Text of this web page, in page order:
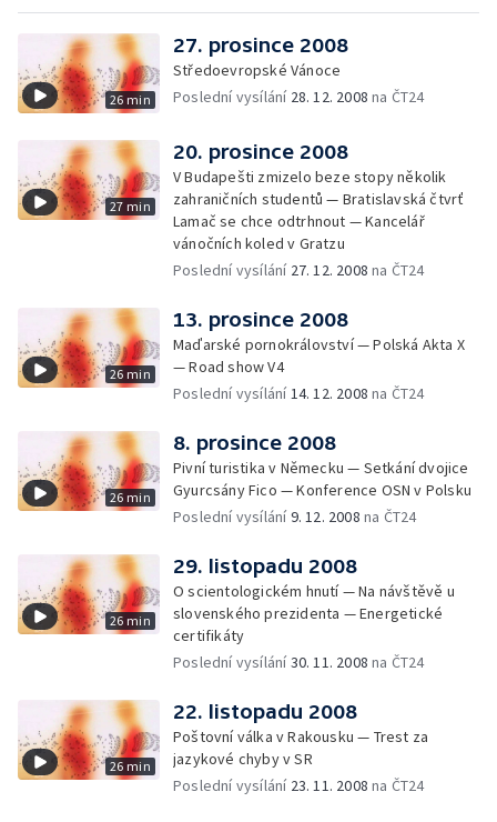
26 min
27. prosince 2008
Středoevropské Vánoce
Poslední vysílání 28. 12. 2008 na ČT24
27 min
20. prosince 2008
V Budapešti zmizelo beze stopy několik
zahraničních studentů — Bratislavská čtvrť
Lamač se chce odtrhnout — Kancelář
vánočních koled v Gratzu
Poslední vysílání 27. 12. 2008 na ČT24
26 min
13. prosince 2008
Maďarské pornokrálovství — Polská Akta X
— Road show V4
Poslední vysílání14. 12. 2008 na ČT24
26 min
8. prosince 2008
Pivní turistika v Německu — Setkání dvojice
Gyurcsány Fico — Konference OSN v Polsku
Poslední vysílání9. 12. 2008 na ČT24
26 min
29. listopadu 2008
O scientologickém hnutí — Na návštěvě u
slovenského prezidenta — Energetické
certifikáty
Poslední vysílání30. 11. 2008 na ČT24
26 min
22. listopadu 2008
Poštovní válka v Rakousku — Trest za
jazykové chyby v SR
Poslední vysílání 23. 11. 2008 na ČT24